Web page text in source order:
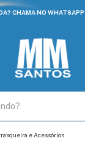
CHAMA NO
e Acessórios